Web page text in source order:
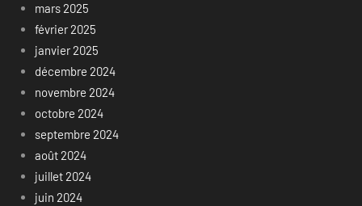
mars 2025
février 2025
janvier 2025
décembre 2024
novembre 2024
octobre 2024
septembre 2024
août 2024
juillet 2024
juin 2024